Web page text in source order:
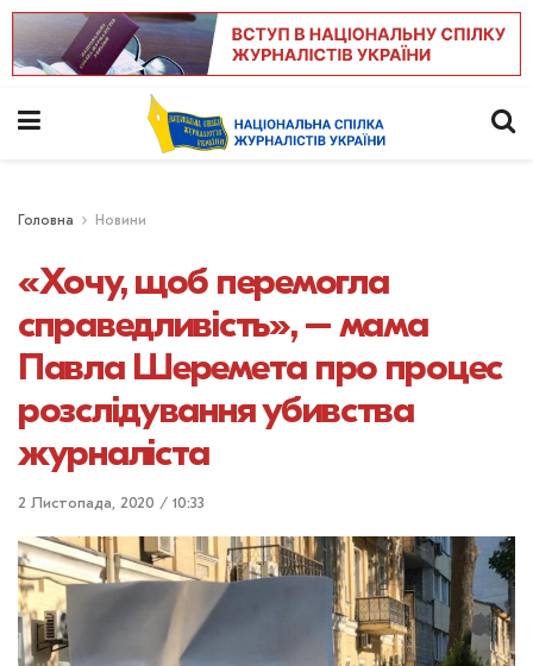
Головна Новини
«Хочу, щоб перемогла
справедливість», – мама
Павла Шеремета про процес
розслідування убивства
журналіста
2 Листопада, 2020 / 10:33